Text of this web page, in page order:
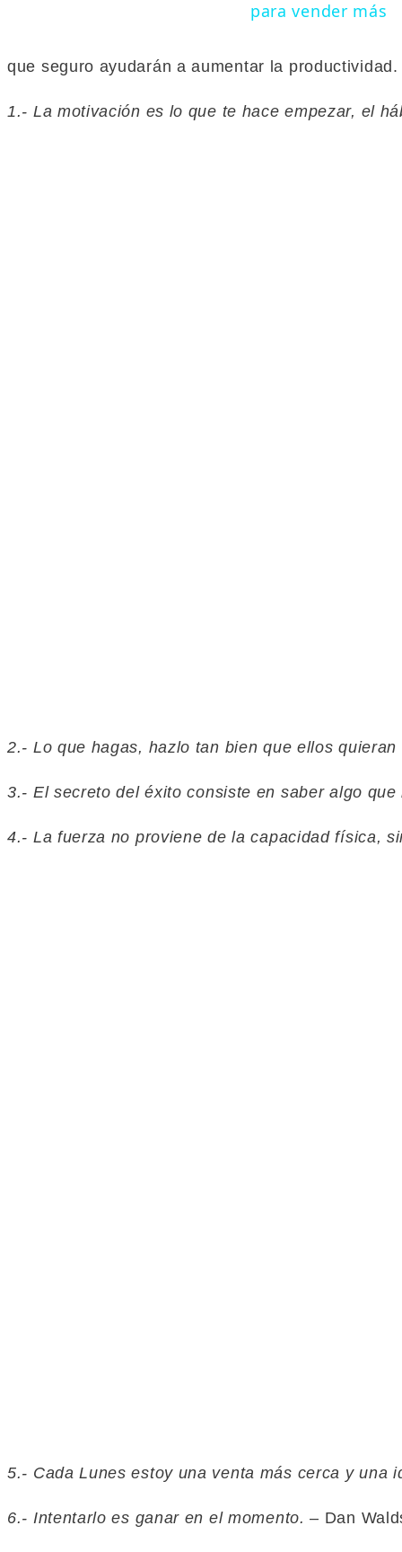
para vender más
que seguro ayudarán a aumentar la
1.- La motivación es lo que te hace empezar, el
2.- Lo que hagas, hazlo tan bien que ellos
3.- El secreto del éxito consiste en saber algo que
4.- La fuerza no proviene de la capacidad física,
5.- Cada Lunes estoy una venta más cerca y una
6.- Intentarlo es ganar en el momento. – Dan